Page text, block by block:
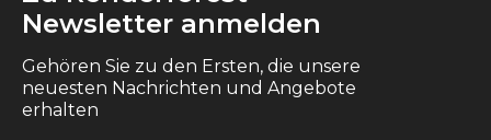
Newsletter anmelden
Gehören Sie zu den Ersten, die unsere
neuesten Nachrichten und Angebote
erhalten